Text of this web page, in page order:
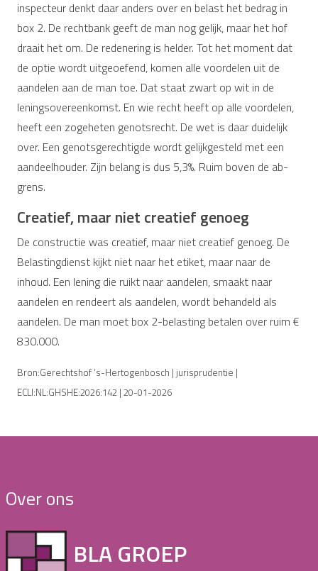
inspecteur denkt daar anders over en belast het bedrag in
box 2. De rechtbank geeft de man nog gelijk, maar het hof
draait het om. De redenering is helder. Tot het moment dat
de optie wordt uitgeoefend, komen alle voordelen uit de
aandelen aan de man toe. Dat staat zwart op wit in de
leningsovereenkomst. En wie recht heeft op alle voordelen,
heeft een zogeheten genotsrecht. De wet is daar duidelijk
over. Een genotsgerechtigde wordt gelijkgesteld met een
aandeelhouder. Zijn belang is dus 5,3%. Ruim boven de ab-
grens.
Creatief, maar niet creatief genoeg
De constructie was creatief, maar niet creatief genoeg. De
Belastingdienst kijkt niet naar het etiket, maar naar de
inhoud. Een lening die ruikt naar aandelen, smaakt naar
aandelen en rendeert als aandelen, wordt behandeld als
aandelen. De man moet box 2-belasting betalen over ruim €
830.000.
Bron:Gerechtshof ‘s-Hertogenbosch | jurisprudentie |
ECLI:NL:GHSHE:2026:142 | 20-01-2026
Over ons
BLA GROEP